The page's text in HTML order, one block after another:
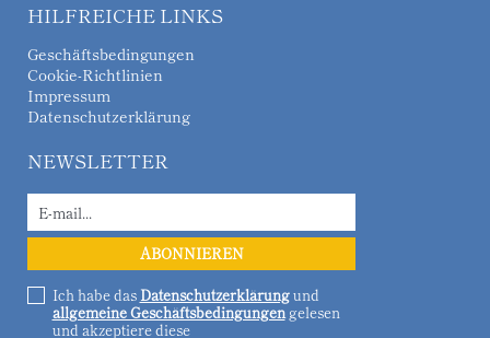
HILFREICHE LINKS
Geschäftsbedingungen
Cookie-Richtlinien
Impressum
Datenschutzerklärung
NEWSLETTER
Ich habe dasDatenschutzerklärungund
allgemeine Geschäftsbedingungengelesen
und akzeptiere diese